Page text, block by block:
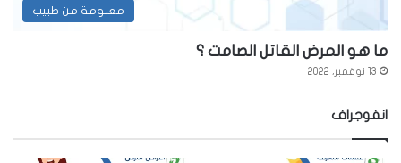
معلومة من طبيب
ما هو المرض القاتل الصامت ؟
13 نوفمبر، 2022
انفوجراف